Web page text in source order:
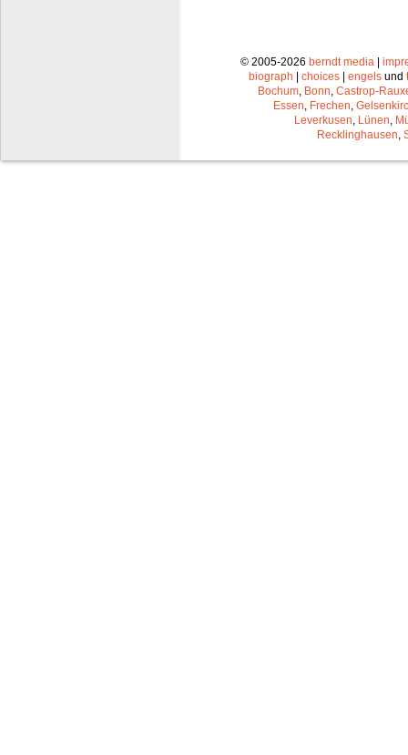
© 2005-2026 berndt media |
biograph | choices | engels und
Bochum Bonn Castrop-
Essen Frechen
Leverkusen Lünen
Recklinghausen